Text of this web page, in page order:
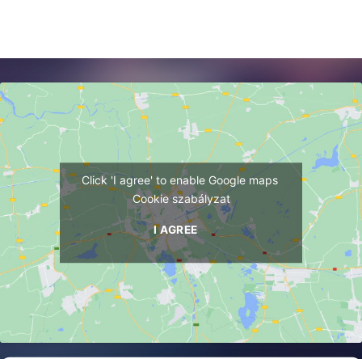
Click 'I agree' to enable Google maps
Cookie szabályzat
I AGREE